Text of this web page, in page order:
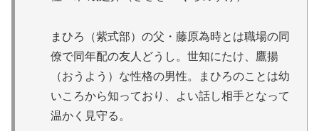
まひろ（紫式部）の父・藤原為時とは職場の同
僚で同年配の友人どうし。世知にたけ、鷹揚
（おうよう）な性格の男性。まひろのことは幼
いころから知っており、よい話し相手となって
温かく見守る。